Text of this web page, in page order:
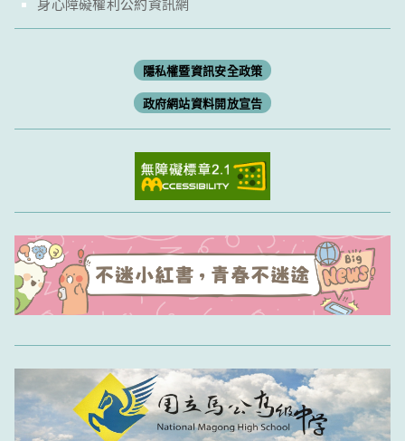
身心障礙權利公約資訊網
隱私權暨資訊安全政策
政府網站資料開放宣告